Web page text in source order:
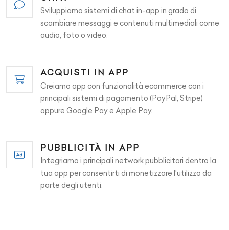
Sviluppiamo sistemi di chat in-app in grado di
scambiare messaggi e contenuti multimediali come
audio, foto o video.
ACQUISTI IN APP
Creiamo app con funzionalità ecommerce con i
principali sistemi di pagamento (PayPal, Stripe)
oppure Google Pay e Apple Pay.
PUBBLICITÀ IN APP
Integriamo i principali network pubblicitari dentro la
tua app per consentirti di monetizzare l'utilizzo da
parte degli utenti.